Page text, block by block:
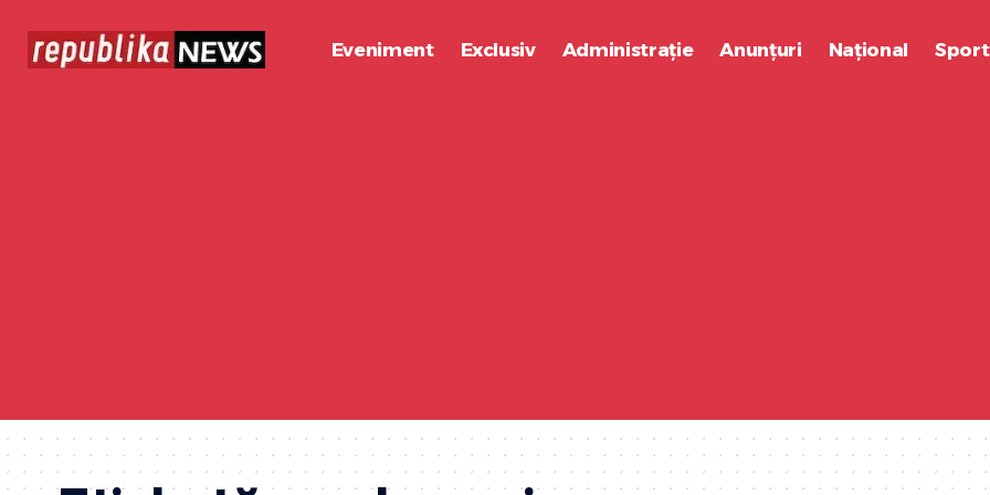
Eveniment Exclusiv Administrație Anunțuri Național Sport